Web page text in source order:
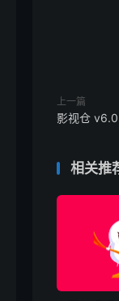
上一篇
影视仓
相关推